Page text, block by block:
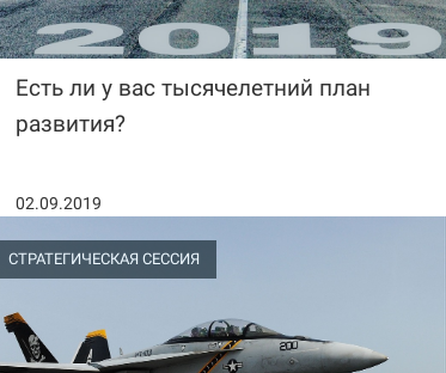
Есть ли у вас тысячелетний план
развития?
02.09.2019
СТРАТЕГИЧЕСКАЯ СЕССИЯ